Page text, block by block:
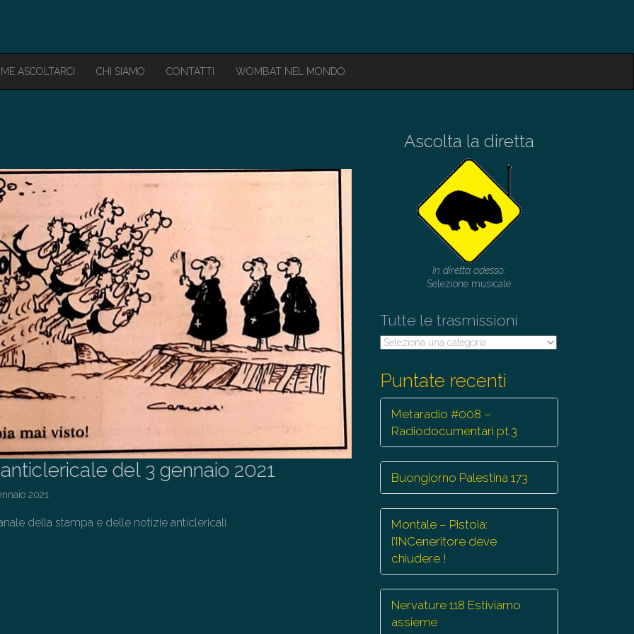
ASCOLTARCI CHI SIAMO CONTATTI WOMBAT NEL MONDO
del 3 gennaio 2021
2021
della stampa e delle notizie anticlericali
Ascolta la diretta
In diretta adesso:
Selezione musicale
Tutte le trasmissioni
Tutte
Puntate recenti
Metaradio #008 –
Radiodocumentari pt.3
Buongiorno Palestina 173
Montale – Pistoia:
l’INCeneritore deve
chiudere !
Nervature 118 Estiviamo
assieme